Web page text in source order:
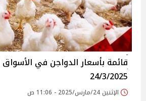
24/3/2025
الإثنين 24/مارس/2025 - 11:06 ص